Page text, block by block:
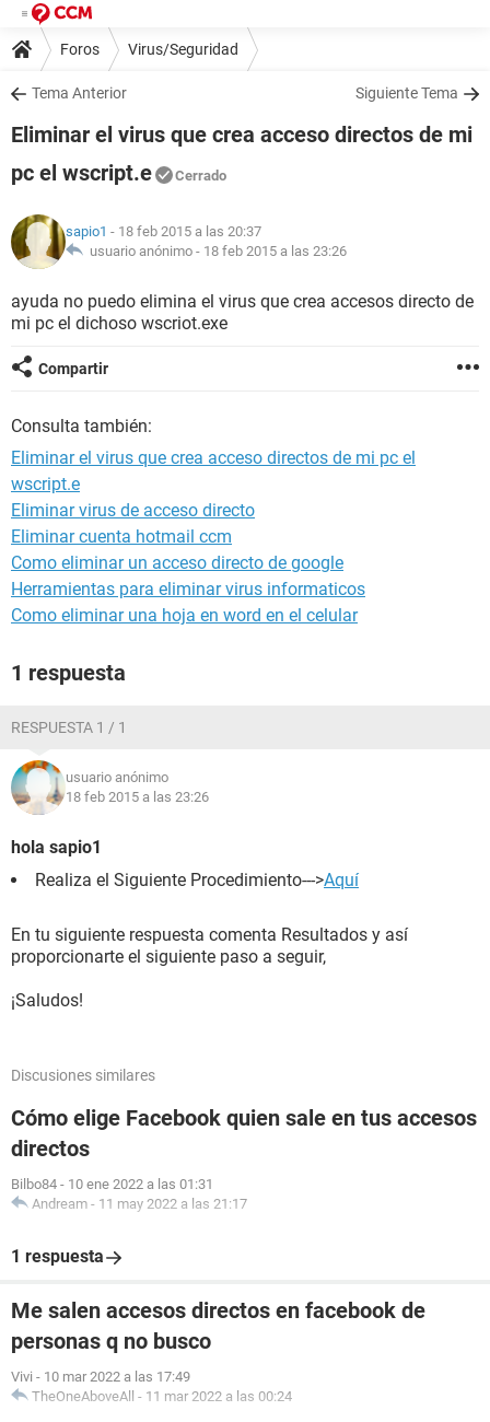
Foros Virus/Seguridad
Tema Anterior Siguiente Tema
Eliminar el virus que crea acceso directos de mi
pc el wscript.e
Cerrado
sapio1 - 18 feb 2015 a las 20:37
usuario anónimo - 18 feb 2015 a las 23:26
ayuda no puedo elimina el virus que crea accesos directo de
mi pc el dichoso wscriot.exe
Compartir
Consulta también:
Eliminar el virus que crea acceso directos de mi pc el
wscript.e
Eliminar virus de acceso directo
Eliminar cuenta hotmail ccm
Como eliminar un acceso directo de google
Herramientas para eliminar virus informaticos
Como eliminar una hoja en word en el celular
1 respuesta
RESPUESTA 1 / 1
usuario anónimo
18 feb 2015 a las 23:26
hola sapio1
Realiza el Siguiente Procedimiento--->Aquí
En tu siguiente respuesta comenta Resultados y así
proporcionarte el siguiente paso a seguir,
¡Saludos!
Discusiones similares
Cómo elige Facebook quien sale en tus accesos
directos
Bilbo84 - 10 ene 2022 a las 01:31
Andream - 11 may 2022 a las 21:17
1 respuesta
Me salen accesos directos en facebook de
personas q no busco
Vivi - 10 mar 2022 a las 17:49
TheOneAboveAll - 11 mar 2022 a las 00:24